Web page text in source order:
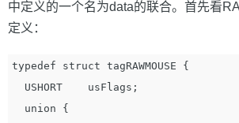
中定义的一个名为data的联合。首先看
定义：
typedef struct tagRAWMOUSE {
USHORT    usFlags;
union {